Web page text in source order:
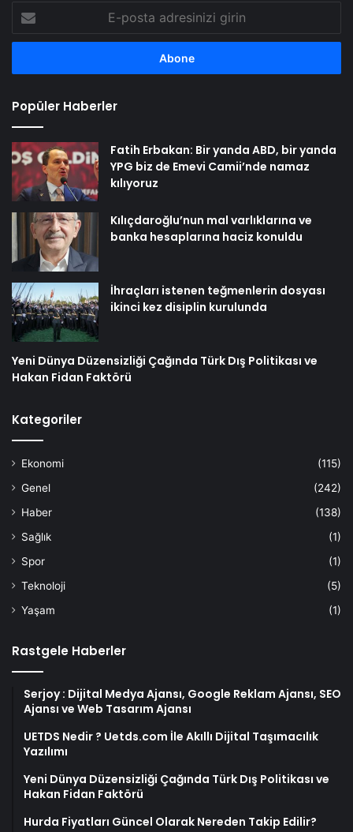
posta
adresinizi
Popüler Haberler
Fatih Erbakan: Bir yanda ABD, bir yanda
YPG biz de Emevi Camii’nde namaz
kılıyoruz
Kılıçdaroğlu’nun mal varlıklarına ve
banka hesaplarına haciz konuldu
İhraçları istenen teğmenlerin dosyası
ikinci kez disiplin kurulunda
Yeni Dünya Düzensizliği Çağında Türk Dış Politikası ve
Hakan Fidan Faktörü
Kategoriler
Ekonomi
(115)
Genel
(242)
Haber
(138)
Sağlık
(1)
Spor
(1)
Teknoloji
(5)
Yaşam
(1)
Rastgele Haberler
Serjoy : Dijital Medya Ajansı, Google Reklam Ajansı, SEO
Ajansı ve Web Tasarım Ajansı
UETDS Nedir ? Uetds.com İle Akıllı Dijital Taşımacılık
Yazılımı
Yeni Dünya Düzensizliği Çağında Türk Dış Politikası ve
Hakan Fidan Faktörü
Hurda Fiyatları Güncel Olarak Nereden Takip Edilir?